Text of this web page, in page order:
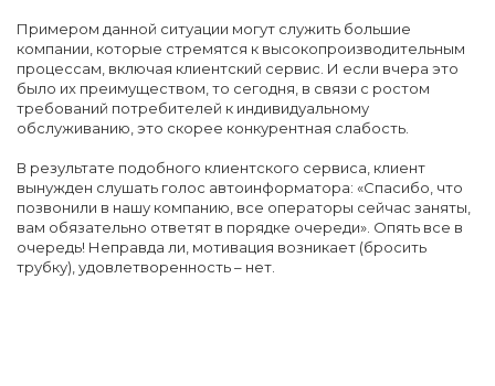
Примером данной ситуации могут служить большие
компании, которые стремятся к высокопроизводительным
процессам, включая клиентский сервис. И если вчера это
было их преимуществом, то сегодня, в связи с ростом
требований потребителей к индивидуальному
обслуживанию, это скорее конкурентная слабость.
В результате подобного клиентского сервиса, клиент
вынужден слушать голос автоинформатора: «Спасибо, что
позвонили в нашу компанию, все операторы сейчас заняты,
вам обязательно ответят в порядке очереди». Опять все в
очередь! Неправда ли, мотивация возникает (бросить
трубку), удовлетворенность – нет.